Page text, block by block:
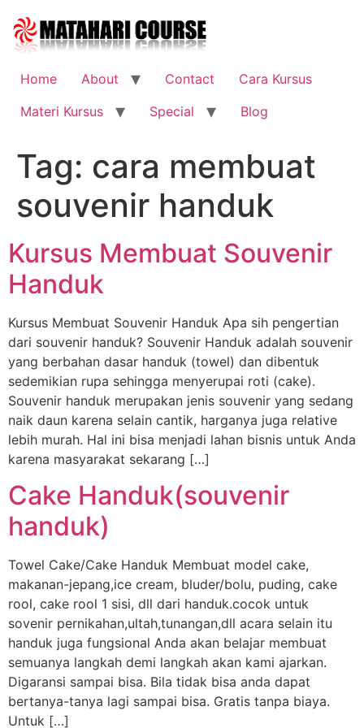
content
Home
About Contact
Cara Kursus
Materi Kursus
Special Blog
Tag: cara membuat
souvenir handuk
Kursus Membuat Souvenir
Handuk
Kursus Membuat Souvenir Handuk Apa sih pengertian
dari souvenir handuk? Souvenir Handuk adalah souvenir
yang berbahan dasar handuk (towel) dan dibentuk
sedemikian rupa sehingga menyerupai roti (cake).
Souvenir handuk merupakan jenis souvenir yang sedang
naik daun karena selain cantik, harganya juga relative
lebih murah. Hal ini bisa menjadi lahan bisnis untuk Anda
karena masyarakat sekarang […]
Cake Handuk(souvenir
handuk)
Towel Cake/Cake Handuk Membuat model cake,
makanan-jepang,ice cream, bluder/bolu, puding, cake
rool, cake rool 1 sisi, dll dari handuk.cocok untuk
sovenir pernikahan,ultah,tunangan,dll acara selain itu
handuk juga fungsional Anda akan belajar membuat
semuanya langkah demi langkah akan kami ajarkan.
Digaransi sampai bisa. Bila tidak bisa anda dapat
bertanya-tanya lagi sampai bisa. Gratis tanpa biaya.
Untuk […]